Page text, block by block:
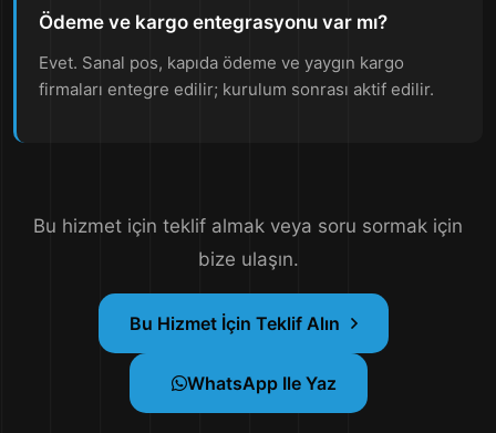
Ödeme ve kargo entegrasyonu var mı?
Evet. Sanal pos, kapıda ödeme ve yaygın kargo
firmaları entegre edilir; kurulum sonrası aktif edilir.
Bu hizmet için teklif almak veya soru sormak için
bize ulaşın.
Bu Hizmet İçin Teklif Alın
WhatsApp Ile Yaz